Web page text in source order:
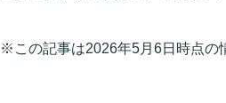
※この記事は2026年5月6日時点の